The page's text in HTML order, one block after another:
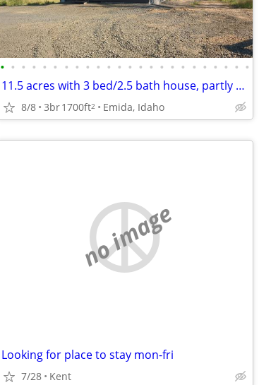
• • • • • • • • • • • • • • • • • • • • • • • •
11.5 acres with 3 bed/2.5 bath house, partly off-grid, hobby farm
8/8 3br1700ft2 Emida, Idaho
no image
Looking for place to stay mon-fri
7/28 Kent